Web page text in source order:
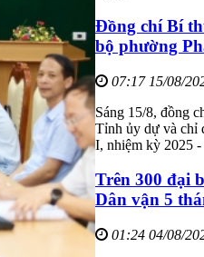
Đồng chí Bí
bộ phường
07:17 15/08/
Sáng 15/8, đồng
Tỉnh ủy dự và chỉ
I, nhiệm kỳ 2025 -
Trên 300 đại
Dân vận 5
01:24 04/08/